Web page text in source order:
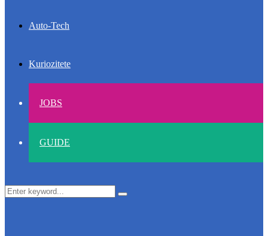
Auto-Tech
Kuriozitete
JOBS
GUIDE
Search
Search